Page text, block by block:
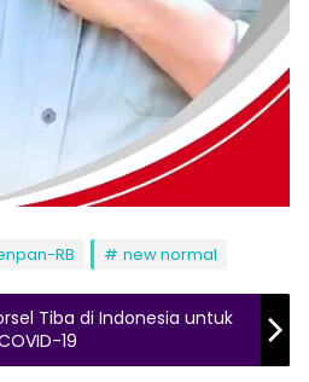
RB new normal
Tiba di Indonesia untuk
19